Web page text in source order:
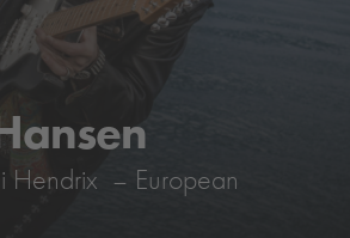
Hendrix – European